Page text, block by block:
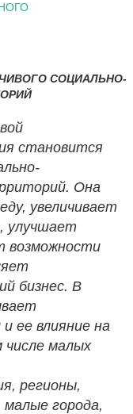
СОЦИАЛЬНО-
становится
Она
увеличивает
улучшает
возможности
бизнес. В
ее влияние на
малых
регионы,
города,